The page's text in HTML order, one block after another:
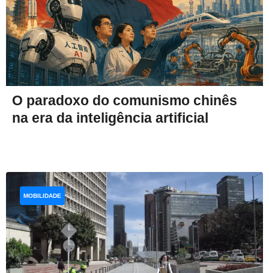
O paradoxo do comunismo chinês
na era da inteligência artificial
MOBILIDADE